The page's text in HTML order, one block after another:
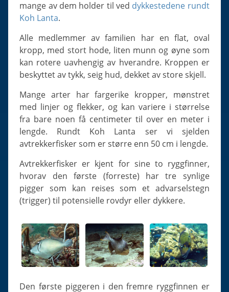
Slugs & Snails
Sea Stars, Urchins & Sea Cucumbers
Clams & Oysters
Sponges
Bristle Worms
mange av dem holder til ved dykkestedene rundt
Koh Lanta.
Alle medlemmer av familien har en flat, oval
kropp, med stort hode, liten munn og øyne som
kan rotere uavhengig av hverandre. Kroppen er
beskyttet av tykk, seig hud, dekket av store skjell.
Mange arter har fargerike kropper, mønstret
med linjer og flekker, og kan variere i størrelse
fra bare noen få centimeter til over en meter i
lengde. Rundt Koh Lanta ser vi sjelden
avtrekkerfisker som er større enn 50 cm i lengde.
Avtrekkerfisker er kjent for sine to ryggfinner,
hvorav den første (forreste) har tre synlige
pigger som kan reises som et advarselstegn
(trigger) til potensielle rovdyr eller dykkere.
Den første piggeren i den fremre ryggfinnen er